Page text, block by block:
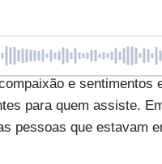
e
para quem assiste.
pessoas que estavam